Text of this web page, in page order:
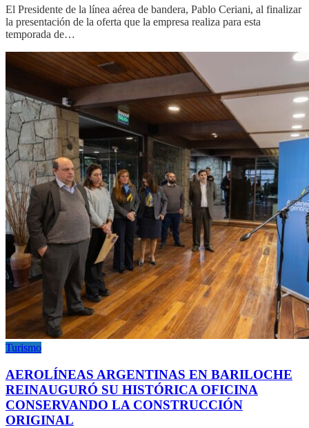
El Presidente de la línea aérea de bandera, Pablo Ceriani, al finalizar
la presentación de la oferta que la empresa realiza para esta
temporada de…
Turismo
AEROLÍNEAS ARGENTINAS EN BARILOCHE
REINAUGURÓ SU HISTÓRICA OFICINA
CONSERVANDO LA CONSTRUCCIÓN
ORIGINAL